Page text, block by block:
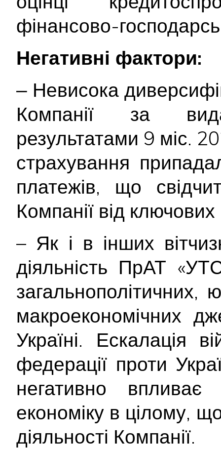
фінансово-
Негативні фактори:
‒ Невисока
Компанії за
результатами 9 міс.
страхування
платежів, що
Компанії від
– Як і в інших
діяльність ПрАТ
загальнополітичних,
макроекономічних
Україні. Ескалація
федерації проти
негативно
економіку в цілому,
діяльності Компанії.